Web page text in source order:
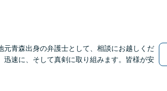
元青森出身の弁護士として、相談にお越しくだ
速に、そして真剣に取り組みます。皆様が安